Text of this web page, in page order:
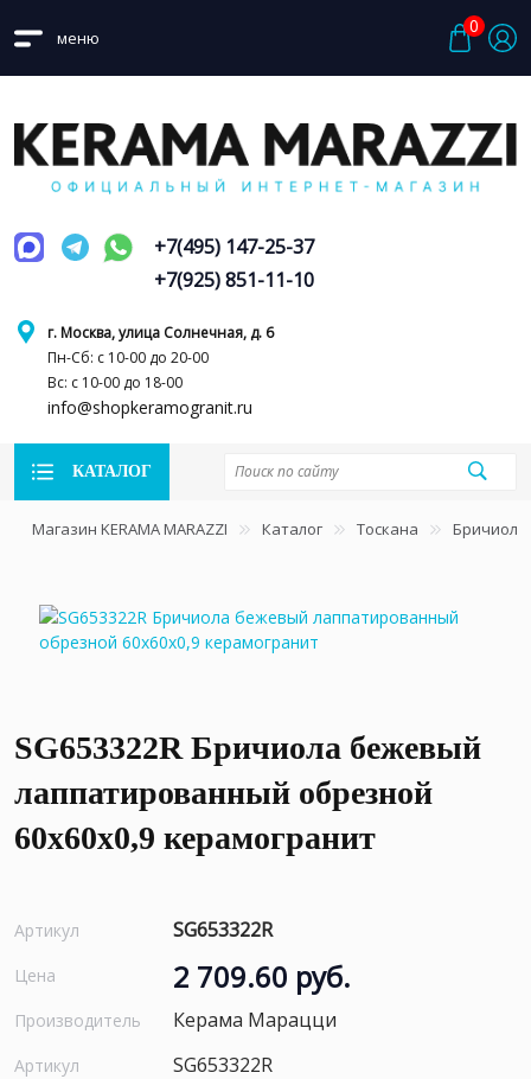
меню
0
г. Москва, улица Солнечная, д. 6
Пн-Сб: с 10-00 до 20-00
Вс: с 10-00 до 18-00
info@shopkeramogranit.ru
+7(495) 147-25-37
+7(925) 851-11-10
КАТАЛОГ
Магазин KERAMA MARAZZI Каталог Тоскана Бричиола
SG653322R Бричиола бежевый
лаппатированный обрезной
60x60x0,9 керамогранит
Артикул SG653322R
Цена 2 709.60 руб.
Производитель Керама Марацци
Артикул SG653322R